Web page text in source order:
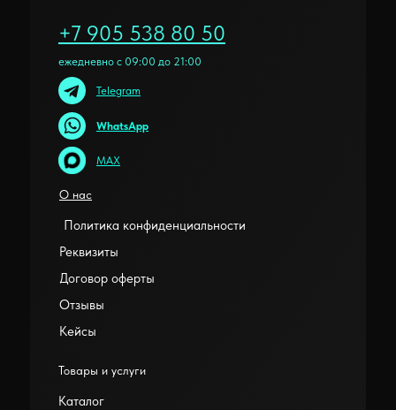
+7 905 538 80 50
ежедневно с 09:00 до 21:00
Товары и услуги
Каталог
О нас
Договор оферты
Реквизиты
Кейсы
Отзывы
Политика конфиденциальности
Telegram
WhatsApp
MAX